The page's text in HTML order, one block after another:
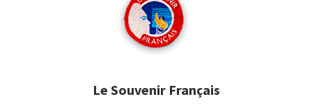
Le Souvenir Français